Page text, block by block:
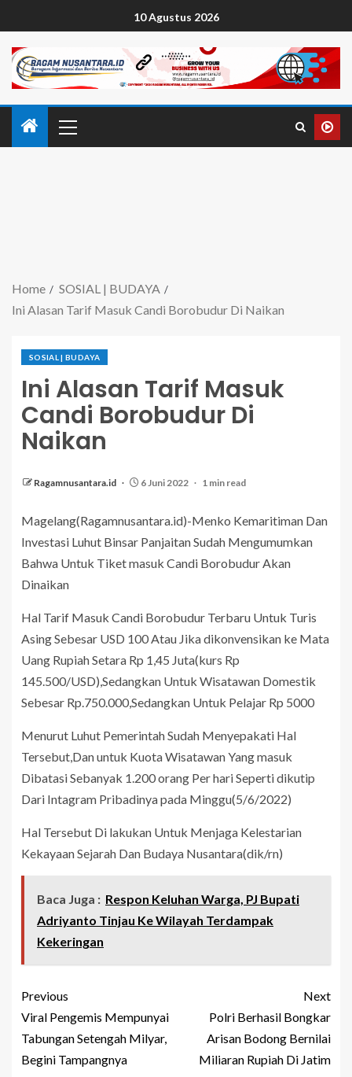
10 Agustus 2026
Home
SOSIAL | BUDAYA
Ini Alasan Tarif Masuk Candi Borobudur Di Naikan
SOSIAL | BUDAYA
Ini Alasan Tarif Masuk
Candi Borobudur Di
Naikan
Ragamnusantara.id 6 Juni 2022 1 min read
Magelang(Ragamnusantara.id)-Menko Kemaritiman Dan
Investasi Luhut Binsar Panjaitan Sudah Mengumumkan
Bahwa Untuk Tiket masuk Candi Borobudur Akan
Dinaikan
Hal Tarif Masuk Candi Borobudur Terbaru Untuk Turis
Asing Sebesar USD 100 Atau Jika dikonvensikan ke Mata
Uang Rupiah Setara Rp 1,45 Juta(kurs Rp
145.500/USD),Sedangkan Untuk Wisatawan Domestik
Sebesar Rp.750.000,Sedangkan Untuk Pelajar Rp 5000
Menurut Luhut Pemerintah Sudah Menyepakati Hal
Tersebut,Dan untuk Kuota Wisatawan Yang masuk
Dibatasi Sebanyak 1.200 orang Per hari Seperti dikutip
Dari Intagram Pribadinya pada Minggu(5/6/2022)
Hal Tersebut Di lakukan Untuk Menjaga Kelestarian
Kekayaan Sejarah Dan Budaya Nusantara(dik/rn)
Baca Juga : Respon Keluhan Warga, PJ Bupati
Adriyanto Tinjau Ke Wilayah Terdampak
Kekeringan
Previous
Viral Pengemis Mempunyai
Tabungan Setengah Milyar,
Begini Tampangnya
Next
Polri Berhasil Bongkar
Arisan Bodong Bernilai
Miliaran Rupiah Di Jatim